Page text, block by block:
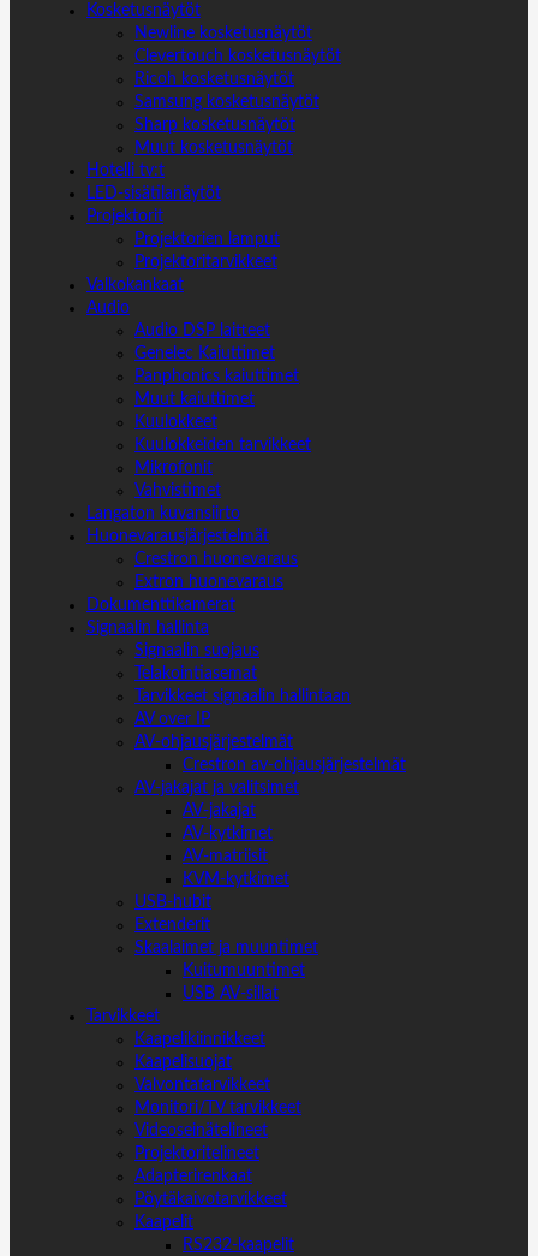
Kosketusnäytöt
Newline kosketusnäytöt
Clevertouch kosketusnäytöt
Ricoh kosketusnäytöt
Samsung kosketusnäytöt
Sharp kosketusnäytöt
Muut kosketusnäytöt
Hotelli tv:t
LED-sisätilanäytöt
Projektorit
Projektorien lamput
Projektoritarvikkeet
Valkokankaat
Audio
Audio DSP laitteet
Genelec Kaiuttimet
Panphonics kaiuttimet
Muut kaiuttimet
Kuulokkeet
Kuulokkeiden tarvikkeet
Mikrofonit
Vahvistimet
Langaton kuvansiirto
Huonevarausjärjestelmät
Crestron huonevaraus
Extron huonevaraus
Dokumenttikamerat
Signaalin hallinta
Signaalin suojaus
Telakointiasemat
Tarvikkeet signaalin hallintaan
AV over IP
AV-ohjausjärjestelmät
Crestron av-ohjausjärjestelmät
AV-jakajat ja valitsimet
AV-jakajat
AV-kytkimet
AV-matriisit
KVM-kytkimet
USB-hubit
Extenderit
Skaalaimet ja muuntimet
Kuitumuuntimet
USB AV-sillat
Tarvikkeet
Kaapelikiinnikkeet
Kaapelisuojat
Valvontatarvikkeet
Monitori/TV tarvikkeet
Videoseinätelineet
Projektoritelineet
Adapterirenkaat
Pöytäkaivotarvikkeet
Kaapelit
RS232-kaapelit